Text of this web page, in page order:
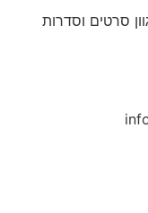
סרטים וסדרות